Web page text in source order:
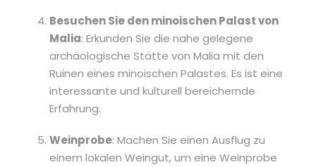
Besuchen Sie den minoischen Palast von
Malia: Erkunden Sie die nahe gelegene
archäologische Stätte von Malia mit den
Ruinen eines minoischen Palastes. Es ist eine
interessante und kulturell bereichernde
Erfahrung.
Weinprobe: Machen Sie einen Ausflug zu
einem lokalen Weingut, um eine Weinprobe